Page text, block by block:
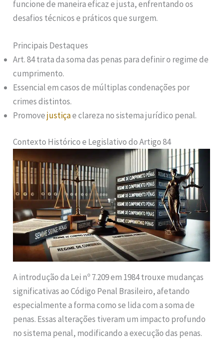
funcione de maneira eficaz e justa, enfrentando os
desafios técnicos e práticos que surgem.
Principais Destaques
Art. 84 trata da soma das penas para definir o regime de
cumprimento.
Essencial em casos de múltiplas condenações por
crimes distintos.
Promovejustiçae clareza no sistema jurídico penal.
Contexto Histórico e Legislativo do Artigo 84
A introdução da Lei nº 7.209 em 1984 trouxe mudanças
significativas ao Código Penal Brasileiro, afetando
especialmente a forma como se lida com a soma de
penas. Essas alterações tiveram um impacto profundo
no sistema penal, modificando a execução das penas.